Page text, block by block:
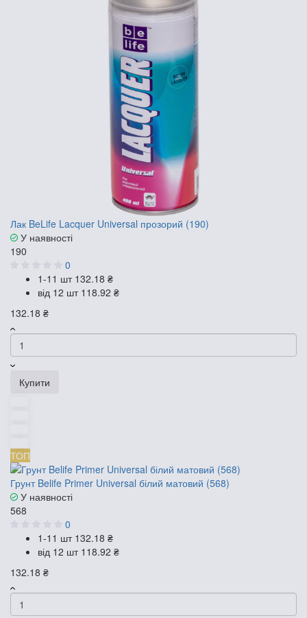
Лак BeLife Lacquer Universal прозорий (190)
У наявності
190
0
1-11 шт 132.18 ₴
від 12 шт 118.92 ₴
132.18 ₴
Купити
ТОП
Грунт Belife Primer Universal білий матовий (568)
У наявності
568
0
1-11 шт 132.18 ₴
від 12 шт 118.92 ₴
132.18 ₴